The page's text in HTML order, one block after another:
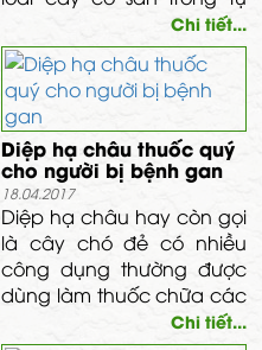
dưới đây các mẹ nhé.
nhiên để chữa bệnh.
Trong đó có tác dụng của
cây cà gai leo đây là một
loài cây có nhiều tác
dụng và trị được rất nhiều
bệnh trong đó có bệnh
viêm gan, sơ gan, ung thư
gan… được các bác sĩ
ngày nay chứng minh.
Chính vì thế mà cây cà
gai leo được rất nhiều
người tìm kiếm và ưa thích.
Chi tiết...
Diệp hạ châu thuốc quý
cho người bị bệnh gan
18.04.2017
Diệp hạ châu hay còn gọi
là cây chó đẻ có nhiều
công dụng thường được
dùng làm thuốc chữa các
bệnh gan như: viêm gan
Chi tiết...